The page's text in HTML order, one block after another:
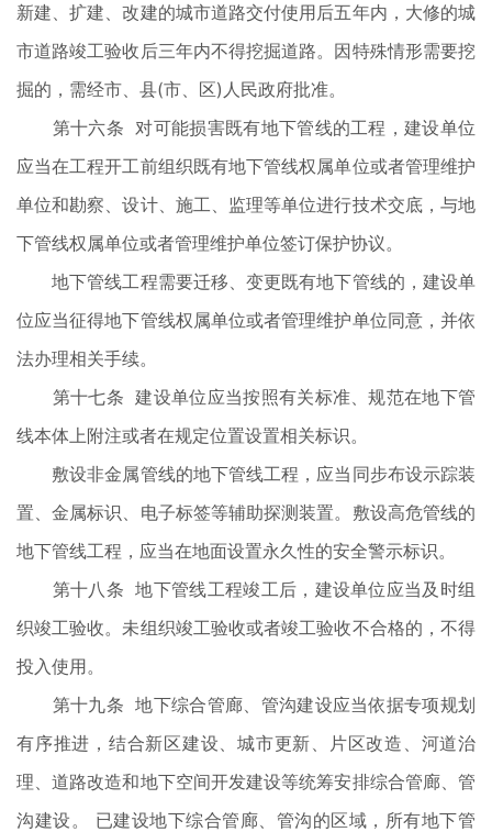
新建、扩建、改建的城市道路交付使用后五年内，大修的城
市道路竣工验收后三年内不得挖掘道路。因特殊情形需要挖
掘的，需经市、县(市、区)人民政府批准。
第十六条 对可能损害既有地下管线的工程，建设单位
应当在工程开工前组织既有地下管线权属单位或者管理维护
单位和勘察、设计、施工、监理等单位进行技术交底，与地
下管线权属单位或者管理维护单位签订保护协议。
地下管线工程需要迁移、变更既有地下管线的，建设单
位应当征得地下管线权属单位或者管理维护单位同意，并依
法办理相关手续。
第十七条 建设单位应当按照有关标准、规范在地下管
线本体上附注或者在规定位置设置相关标识。
敷设非金属管线的地下管线工程，应当同步布设示踪装
置、金属标识、电子标签等辅助探测装置。敷设高危管线的
地下管线工程，应当在地面设置永久性的安全警示标识。
第十八条 地下管线工程竣工后，建设单位应当及时组
织竣工验收。未组织竣工验收或者竣工验收不合格的，不得
投入使用。
第十九条 地下综合管廊、管沟建设应当依据专项规划
有序推进，结合新区建设、城市更新、片区改造、河道治
理、道路改造和地下空间开发建设等统筹安排综合管廊、管
沟建设。 已建设地下综合管廊、管沟的区域，所有地下管